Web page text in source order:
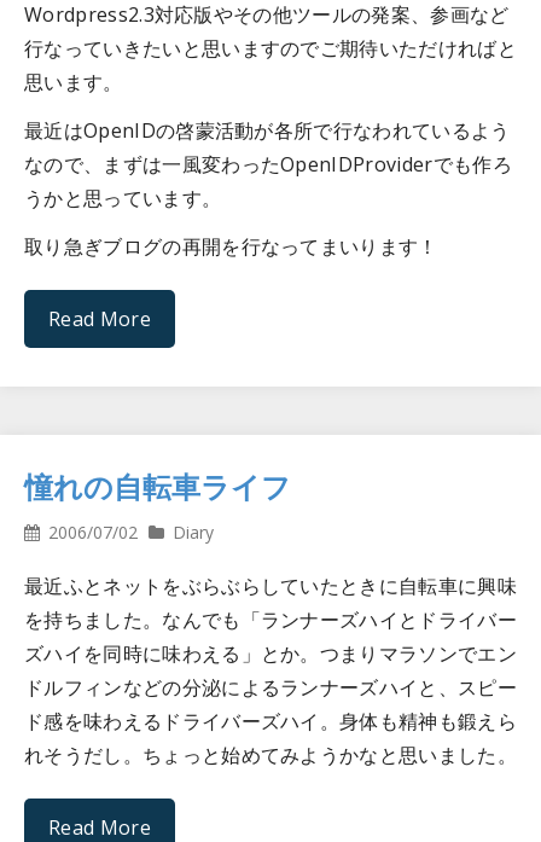
Wordpress2.3対応版やその他ツールの発案、参画など
行なっていきたいと思いますのでご期待いただければと
思います。
最近はOpenIDの啓蒙活動が各所で行なわれているよう
なので、まずは一風変わったOpenIDProviderでも作ろ
うかと思っています。
取り急ぎブログの再開を行なってまいります！
Read More
憧れの自転車ライフ
2006/07/02 Diary
最近ふとネットをぶらぶらしていたときに自転車に興味
を持ちました。なんでも「ランナーズハイとドライバー
ズハイを同時に味わえる」とか。つまりマラソンでエン
ドルフィンなどの分泌によるランナーズハイと、スピー
ド感を味わえるドライバーズハイ。身体も精神も鍛えら
れそうだし。ちょっと始めてみようかなと思いました。
Read More